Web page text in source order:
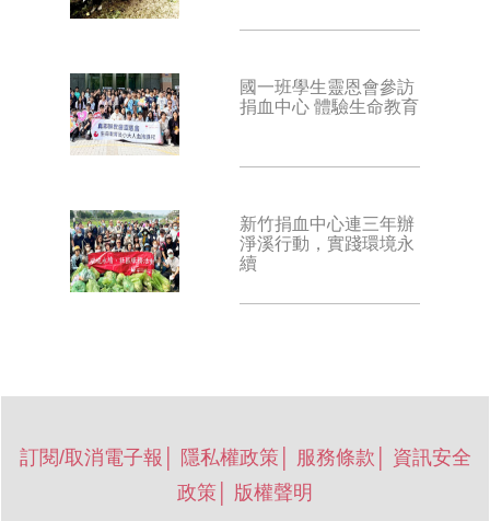
國一班學生靈恩會參訪
捐血中心 體驗生命教育
新竹捐血中心連三年辦
淨溪行動，實踐環境永
續
訂閱/取消電子報 隱私權政策 服務條款
資訊安全
政策
版權聲明